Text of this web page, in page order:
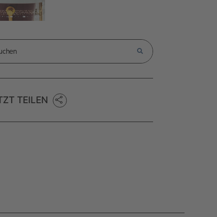
TEILEN